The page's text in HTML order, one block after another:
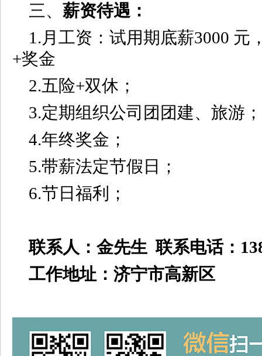
三、 薪资待遇：
1.月工资：试用期底薪3000 元
+奖金
2.五险+双休；
3.定期组织公司团团建、旅游；
4.年终奖金；
5.带薪法定节假日；
6.节日福利；
联系人：金先生 联系电话：
工作地址：济宁市高新区